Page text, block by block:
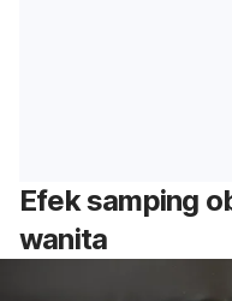
Efek samping
wanita